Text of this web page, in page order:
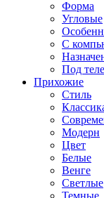
Форма
Угловые
С
Под
Прихожие
Стиль
Модерн
Цвет
Белые
Венге
Светлые
Темные